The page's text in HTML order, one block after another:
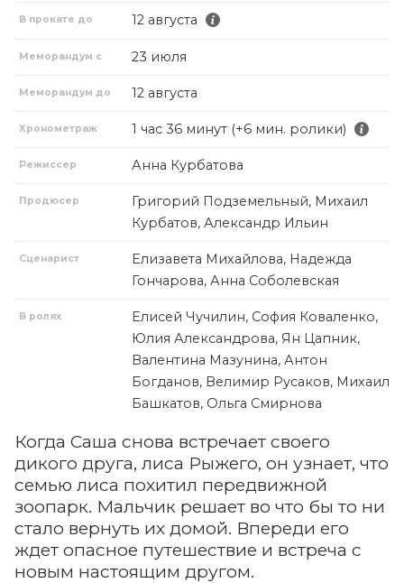
В прокате до 12 августа
Меморандум с 23 июля
Меморандум до 12 августа
Хронометраж 1 час 36 минут (+6 мин. ролики)
Режиссер Анна Курбатова
Продюсер
Григорий Подземельный, Михаил
Курбатов, Александр Ильин
Сценарист
Елизавета Михайлова, Надежда
Гончарова, Анна Соболевская
В ролях
Елисей Чучилин, София Коваленко,
Юлия Александрова, Ян Цапник,
Валентина Мазунина, Антон
Богданов, Велимир Русаков, Михаил
Башкатов, Ольга Смирнова
Когда Саша снова встречает своего
дикого друга, лиса Рыжего, он узнает, что
семью лиса похитил передвижной
зоопарк. Мальчик решает во что бы то ни
стало вернуть их домой. Впереди его
ждет опасное путешествие и встреча с
новым настоящим другом.